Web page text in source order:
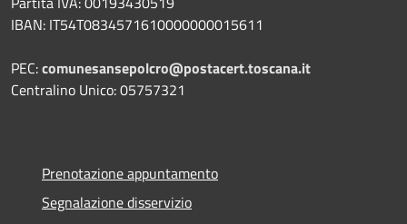
IBAN: IT54T0834571610000000015611
PEC:comunesansepolcro@postacert.toscana.it
Centralino Unico: 05757321
Prenotazione appuntamento
Segnalazione disservizio